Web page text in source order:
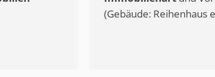
(Gebäude: Reihenhaus